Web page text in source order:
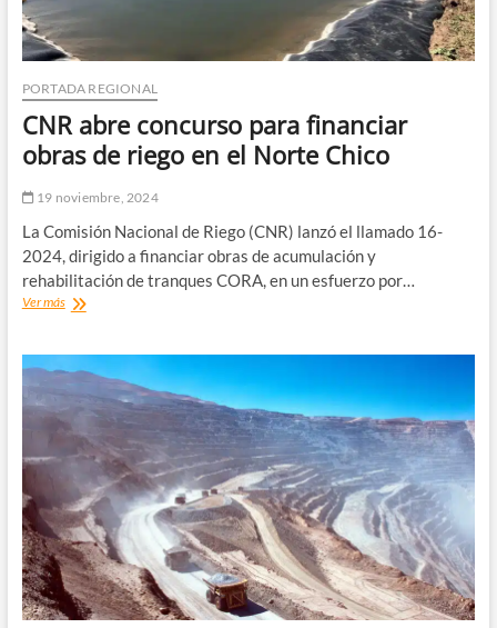
PORTADA REGIONAL
CNR abre concurso para financiar
obras de riego en el Norte Chico
19 noviembre, 2024
La Comisión Nacional de Riego (CNR) lanzó el llamado 16-
2024, dirigido a financiar obras de acumulación y
rehabilitación de tranques CORA, en un esfuerzo por…
Ver másCNR
financiar
de
riego
en
Norte
Chico